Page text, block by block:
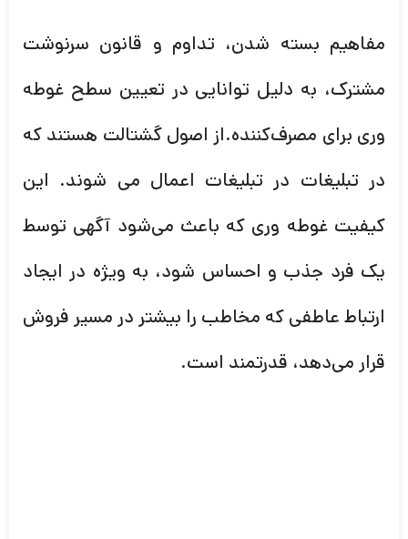
مفاهیم بسته شدن، تداوم و قانون سرنوشت
مشترک، به دلیل توانایی در تعیین سطح غوطه
وری برای مصرف‌کننده.از اصول گشتالت هستند که
در تبلیغات در تبلیغات اعمال می شوند. این
کیفیت غوطه وری که باعث می‌شود آگهی توسط
یک فرد جذب و احساس شود، به ویژه در ایجاد
ارتباط عاطفی که مخاطب را بیشتر در مسیر فروش
قرار می‌دهد، قدرتمند است.